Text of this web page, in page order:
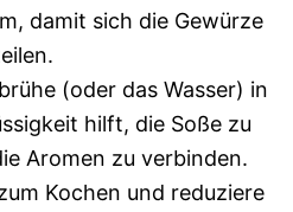
damit sich die Gewürze
(oder das Wasser) in
hilft, die Soße zu
Aromen zu verbinden.
Kochen und reduziere